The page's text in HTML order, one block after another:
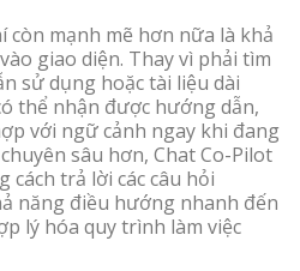
còn mạnh mẽ hơn nữa là khả
giao diện. Thay vì phải tìm
sử dụng hoặc tài liệu dài
thể nhận được hướng dẫn,
với ngữ cảnh ngay khi đang
sâu hơn, Chat Co-Pilot
cách trả lời các câu hỏi
năng điều hướng nhanh đến
lý hóa quy trình làm việc